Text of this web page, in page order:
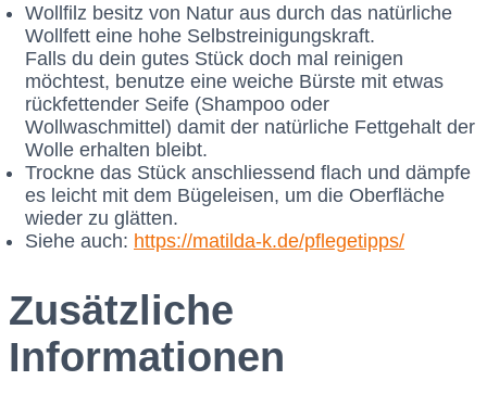
Wollfilz besitz von Natur aus durch das natürliche
Wollfett eine hohe Selbstreinigungskraft.
Falls du dein gutes Stück doch mal reinigen
möchtest, benutze eine weiche Bürste mit etwas
rückfettender Seife (Shampoo oder
Wollwaschmittel) damit der natürliche Fettgehalt der
Wolle erhalten bleibt.
Trockne das Stück anschliessend flach und dämpfe
es leicht mit dem Bügeleisen, um die Oberfläche
wieder zu glätten.
Siehe auch: https://matilda-k.de/pflegetipps/
Zusätzliche
Informationen